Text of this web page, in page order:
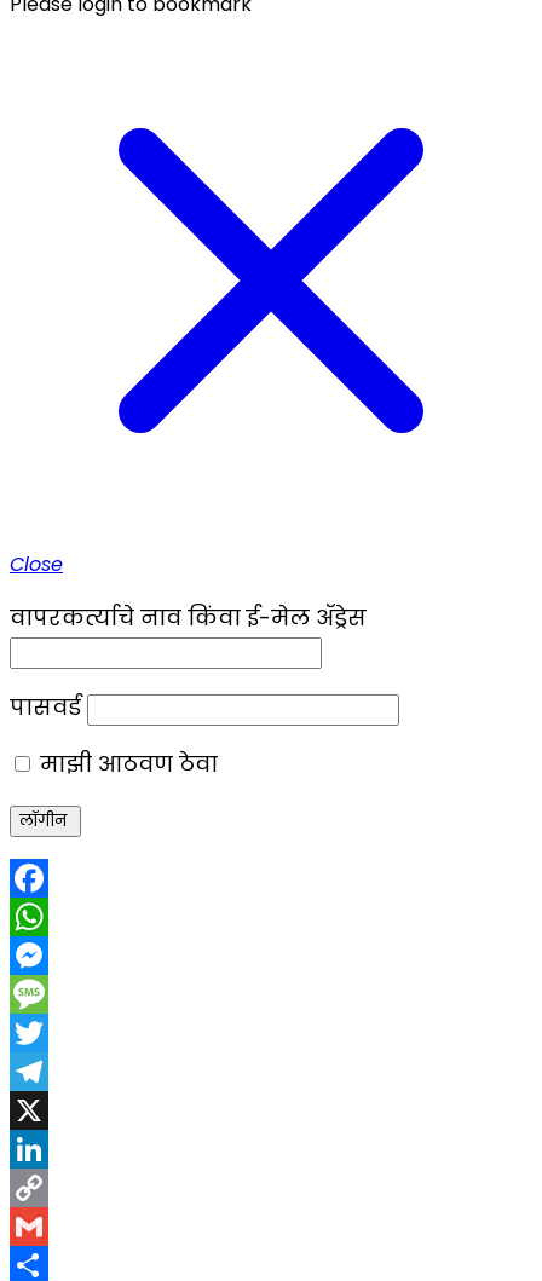
Close
वापरकर्त्याचे नाव किंवा ई-मेल ॲड्रेस
पासवर्ड
माझी आठवण ठेवा
Facebook
WhatsApp
Messenger
Message
Twitter
Telegram
X
LinkedIn
Copy
Link
Gmail